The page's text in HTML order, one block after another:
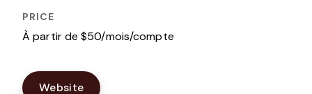
À partir de $50/mois/compte
Website